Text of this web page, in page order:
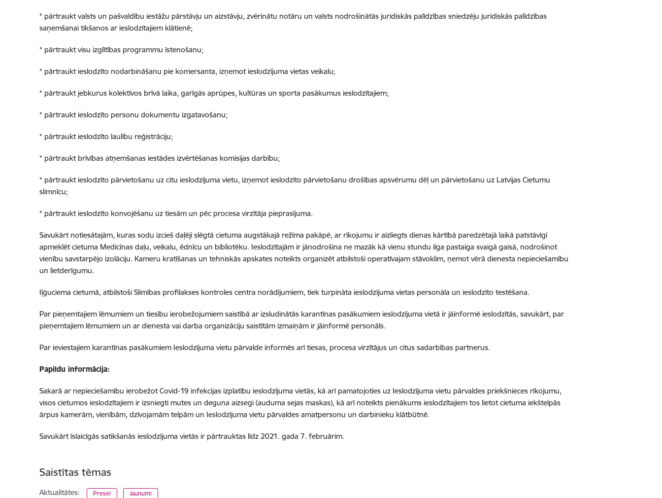
* pārtraukt valsts un pašvaldību iestāžu pārstāvju un aizstāvju, zvērinātu notāru un valsts nodrošinātās juridiskās palīdzības sniedzēju juridiskās palīdzības
saņemšanai tikšanos ar ieslodzītajiem klātienē;
* pārtraukt visu izglītības programmu īstenošanu;
* pārtraukt ieslodzīto nodarbināšanu pie komersanta, izņemot ieslodzījuma vietas veikalu;
* pārtraukt jebkurus kolektīvos brīvā laika, garīgās aprūpes, kultūras un sporta pasākumus ieslodzītajiem;
* pārtraukt ieslodzīto personu dokumentu izgatavošanu;
* pārtraukt ieslodzīto laulību reģistrāciju;
* pārtraukt brīvības atņemšanas iestādes izvērtēšanas komisijas darbību;
* pārtraukt ieslodzīto pārvietošanu uz citu ieslodzījuma vietu, izņemot ieslodzīto pārvietošanu drošības apsvērumu dēļ un pārvietošanu uz Latvijas Cietumu
slimnīcu;
* pārtraukt ieslodzīto konvojēšanu uz tiesām un pēc procesa virzītāja pieprasījuma.
Savukārt notiesātajām, kuras sodu izcieš daļēji slēgtā cietuma augstākajā režīma pakāpē, ar rīkojumu ir aizliegts dienas kārtībā paredzētajā laikā patstāvīgi
apmeklēt cietuma Medicīnas daļu, veikalu, ēdnīcu un bibliotēku. Ieslodzītajām ir jānodrošina ne mazāk kā vienu stundu ilga pastaiga svaigā gaisā, nodrošinot
vienību savstarpējo izolāciju. Kameru kratīšanas un tehniskās apskates noteikts organizēt atbilstoši operatīvajam stāvoklim, ņemot vērā dienesta nepieciešamību
un lietderīgumu.
Iļģuciema cietumā, atbilstoši Slimības profilakses kontroles centra norādījumiem, tiek turpināta ieslodzījuma vietas personāla un ieslodzīto testēšana.
Par pieņemtajiem lēmumiem un tiesību ierobežojumiem saistībā ar izsludinātās karantīnas pasākumiem ieslodzījuma vietā ir jāinformē ieslodzītās, savukārt, par
pieņemtajiem lēmumiem un ar dienesta vai darba organizāciju saistītām izmaiņām ir jāinformē personāls.
Par ieviestajiem karantīnas pasākumiem Ieslodzījuma vietu pārvalde informēs arī tiesas, procesa virzītājus un citus sadarbības partnerus.
Papildu informācija:
Sakarā ar nepieciešamību ierobežot Covid-19 infekcijas izplatību ieslodzījuma vietās, kā arī pamatojoties uz Ieslodzījuma vietu pārvaldes priekšnieces rīkojumu,
visos cietumos ieslodzītajiem ir izsniegti mutes un deguna aizsegi (auduma sejas maskas), kā arī noteikts pienākums ieslodzītajiem tos lietot cietuma iekštelpās
ārpus kamerām, vienībām, dzīvojamām telpām un Ieslodzījuma vietu pārvaldes amatpersonu un darbinieku klātbūtnē.
Savukārt īslaicīgās satikšanās ieslodzījuma vietās ir pārtrauktas līdz 2021. gada 7. februārim.
Saistītas tēmas
Aktualitātes: Presei Jaunumi